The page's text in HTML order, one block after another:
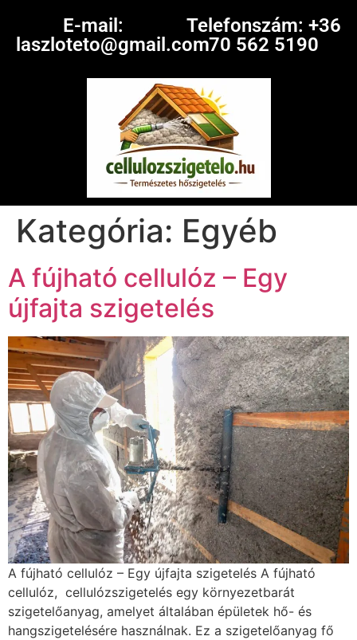
E-mail:
laszloteto@gmail.com
Telefonszám: +36
70 562 5190
Kategória: Egyéb
A fújható cellulóz – Egy
újfajta szigetelés
A fújható cellulóz – Egy újfajta szigetelés A fújható
cellulóz, cellulózszigetelés egy környezetbarát
szigetelőanyag, amelyet általában épületek hő- és
hangszigetelésére használnak. Ez a szigetelőanyag fő